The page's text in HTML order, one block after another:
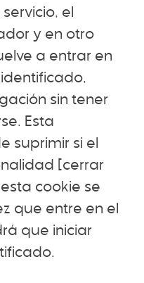
el
y en otro
a entrar en
sin tener
Esta
suprimir si el
[cerrar
cookie se
que entre en el
que iniciar